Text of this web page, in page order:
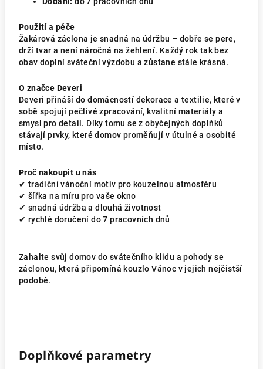
Použití a péče
Žakárová záclona je snadná na údržbu – dobře se pere,
drží tvar a není náročná na žehlení. Každý rok tak bez
obav doplní sváteční výzdobu a zůstane stále krásná.
O značce Deveri
Deveri přináší do domácností dekorace a textilie, které v
sobě spojují pečlivé zpracování, kvalitní materiály a
smysl pro detail. Díky tomu se z obyčejných doplňků
stávají prvky, které domov proměňují v útulné a osobité
místo.
Proč nakoupit u nás
✔ tradiční vánoční motiv pro kouzelnou atmosféru
✔ šířka na míru pro vaše okno
✔ snadná údržba a dlouhá životnost
✔ rychlé doručení do 7 pracovních dnů
Zahalte svůj domov do svátečního klidu a pohody se
záclonou, která připomíná kouzlo Vánoc v jejich nejčistší
podobě.
Doplňkové parametry